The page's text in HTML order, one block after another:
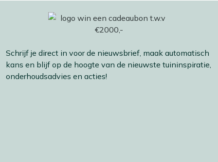
Schrijf je direct in voor de nieuwsbrief, maak automatisch
kans en blijf op de hoogte van de nieuwste tuininspiratie,
onderhoudsadvies en acties!